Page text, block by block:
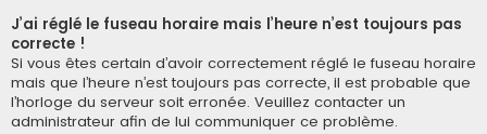
J’ai réglé le fuseau horaire mais l’heure n’est toujours pas
correcte !
Si vous êtes certain d’avoir correctement réglé le fuseau horaire
mais que l’heure n’est toujours pas correcte, il est probable que
l’horloge du serveur soit erronée. Veuillez contacter un
administrateur afin de lui communiquer ce problème.